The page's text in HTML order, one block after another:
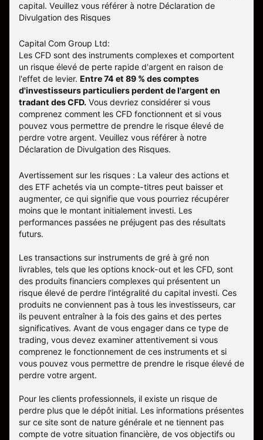
capital. Veuillez vous référer à notre Déclaration de
Divulgation des Risques
Capital Com Group Ltd:
Les CFD sont des instruments complexes et comportent
un risque élevé de perte rapide d'argent en raison de
l'effet de levier. Entre 74 et 89 % des comptes
d'investisseurs particuliers perdent de l'argent en
tradant des CFD. Vous devriez considérer si vous
comprenez comment les CFD fonctionnent et si vous
pouvez vous permettre de prendre le risque élevé de
perdre votre argent. Veuillez vous référer à notre
Déclaration de Divulgation des Risques.
Avertissement sur les risques : La valeur des actions et
des ETF achetés via un compte-titres peut baisser et
augmenter, ce qui signifie que vous pourriez récupérer
moins que le montant initialement investi. Les
performances passées ne préjugent pas des résultats
futurs.
Les transactions sur instruments de gré à gré non
livrables, tels que les options knock-out et les CFD, sont
des produits financiers complexes qui présentent un
risque élevé de perdre l'intégralité du capital investi. Ces
produits ne conviennent pas à tous les investisseurs, car
ils peuvent entraîner à la fois des gains et des pertes
significatives. Avant de vous engager dans ce type de
trading, vous devez examiner attentivement si vous
comprenez le fonctionnement de ces instruments et si
vous pouvez vous permettre de prendre le risque élevé de
perdre votre argent.
Pour les clients professionnels, il existe un risque de
perdre plus que le dépôt initial. Les informations présentes
sur ce site sont de nature générale et ne tiennent pas
compte de votre situation financière, de vos objectifs ou